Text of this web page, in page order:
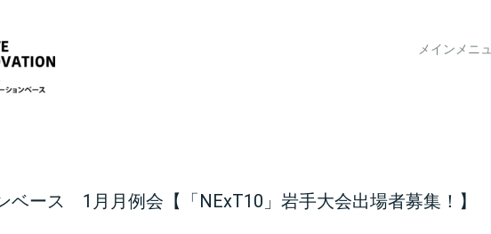
メインメ
ベース 1月月例会【「NExT10」岩手大会出場者募集！】